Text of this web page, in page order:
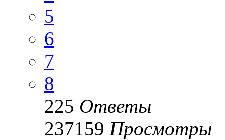
5
6
7
8
225 Ответы
237159 Просмотры